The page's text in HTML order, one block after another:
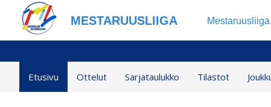
MESTARUUSLIIGA
Etusivu Ottelut Sarjataulukko Tilastot